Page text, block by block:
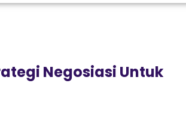
Negosiasi Untuk